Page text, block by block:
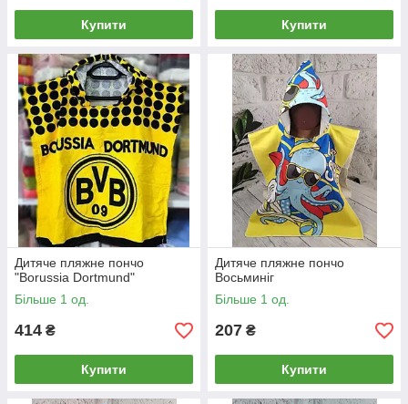
Купити Купити
Дитяче пляжне пончо
"Borussia Dortmund"
Більше 1 од.
414 ₴
Купити
Дитяче пляжне пончо
Восьминіг
Більше 1 од.
207 ₴
Купити